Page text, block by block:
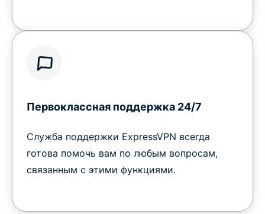
Первоклассная поддержка 24/7
Служба поддержки ExpressVPN всегда
готова помочь вам по любым вопросам,
связанным с этими функциями.